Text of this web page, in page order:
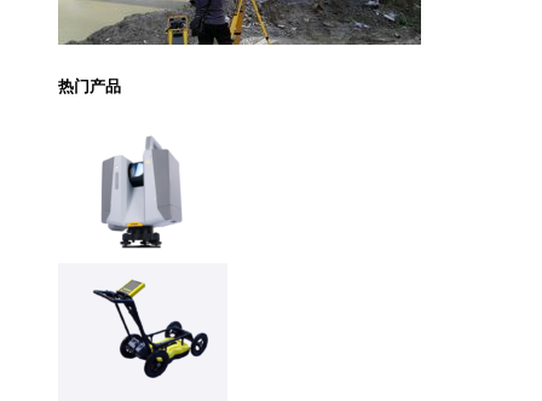
热门产品
Trimble X12 三维扫